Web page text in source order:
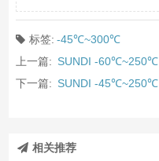
标签: -45℃~300℃
上一篇: SUNDI -60℃~250℃
下一篇: SUNDI -45℃~250℃
相关推荐